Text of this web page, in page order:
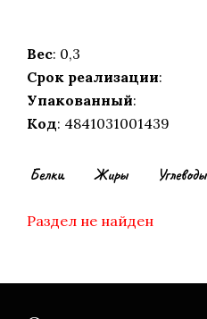
Вес: 0,3
Срок реализации:
Упакованный:
Код: 4841031001439
Белки Жиры Углеводы
Раздел не найден